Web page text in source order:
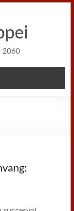
2060